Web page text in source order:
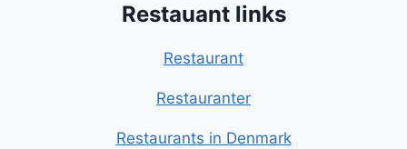
Restauant links
Restaurant
Restauranter
Restaurants in Denmark